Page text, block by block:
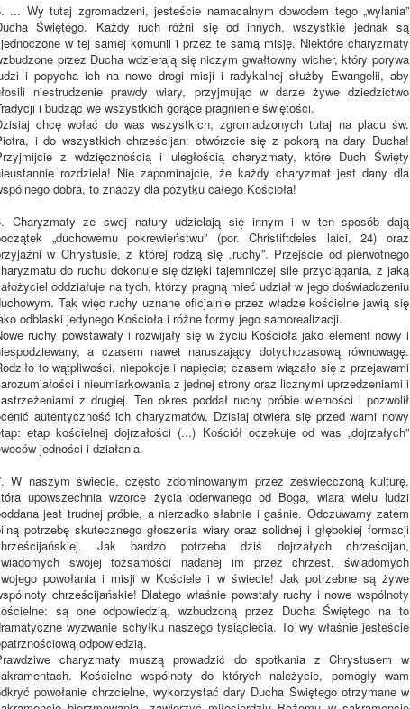
... Wy tutaj zgromadzeni, jesteście namacalnym dowodem tego „wylania”
Świętego. Każdy ruch różni się od innych, wszystkie jednak są
w tej samej komunii i przez tę samą misję. Niektóre charyzmaty
przez Ducha wdzierają się niczym gwałtowny wicher, który porywa
i popycha ich na nowe drogi misji i radykalnej służby Ewangelii, aby
niestrudzenie prawdy wiary, przyjmując w darze żywe dziedzictwo
i budząc we wszystkich gorące pragnienie świętości.
chcę wołać do was wszystkich, zgromadzonych tutaj na placu św.
i do wszystkich chrześcijan: otwórzcie się z pokorą na dary Ducha!
z wdzięcznością i uległością charyzmaty, które Duch Święty
rozdziela! Nie zapominajcie, że każdy charyzmat jest dany dla
dobra, to znaczy dla pożytku całego Kościoła!
Charyzmaty ze swej natury udzielają się innym i w ten sposób dają
„duchowemu pokrewieństwu” (por. Christiftdeles laici, 24) oraz
w Chrystusie, z której rodzą się „ruchy”. Przejście od pierwotnego
do ruchu dokonuje się dzięki tajemniczej sile przyciągania, z jaką
oddziałuje na tych, którzy pragną mieć udział w jego doświadczeniu
Tak więc ruchy uznane oficjalnie przez władze kościelne jawią się
odblaski jedynego Kościoła i różne formy jego samorealizacji.
ruchy powstawały i rozwijały się w życiu Kościoła jako element nowy i
a czasem nawet naruszający dotychczasową równowagę.
to wątpliwości, niepokoje i napięcia; czasem wiązało się z przejawami
i nieumiarkowania z jednej strony oraz licznymi uprzedzeniami i
z drugiej. Ten okres poddał ruchy próbie wierności i pozwolił
autentyczność ich charyzmatów. Dzisiaj otwiera się przed wami nowy
etap kościelnej dojrzałości (...) Kościół oczekuje od was „dojrzałych”
jedności i działania.
W naszym świecie, często zdominowanym przez zeświecczoną kulturę,
upowszechnia wzorce życia oderwanego od Boga, wiara wielu ludzi
jest trudnej próbie, a nierzadko słabnie i gaśnie. Odczuwamy zatem
potrzebę skutecznego głoszenia wiary oraz solidnej i głębokiej formacji
Jak bardzo potrzeba dziś dojrzałych chrześcijan,
swojej tożsamości nadanej im przez chrzest, świadomych
powołania i misji w Kościele i w świecie! Jak potrzebne są żywe
chrześcijańskie! Dlatego właśnie powstały ruchy i nowe wspólnoty
są one odpowiedzią, wzbudzoną przez Ducha Świętego na to
wyzwanie schyłku naszego tysiąclecia. To wy właśnie jesteście
odpowiedzią.
charyzmaty muszą prowadzić do spotkania z Chrystusem w
Kościelne wspólnoty do których należycie, pomogły wam
powołanie chrzcielne, wykorzystać dary Ducha Świętego otrzymane w